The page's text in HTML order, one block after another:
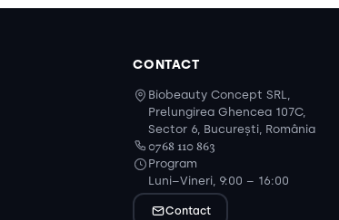
CONTACT
Biobeauty Concept SRL,
Prelungirea Ghencea 107C,
Sector 6, București, România
0768 110 863
Program
Luni–Vineri, 9:00 – 16:00
Contact